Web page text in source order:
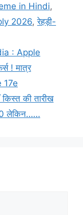
in Hindi,
2026,रेहड़ी-
: Apple
! मात्र
17e
की तारीख
लेकिन……